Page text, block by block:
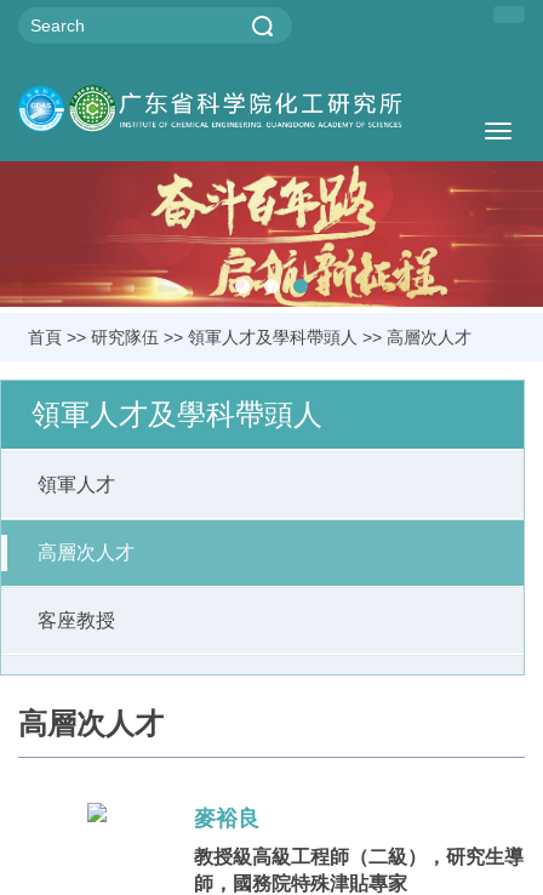
首頁 >> 研究隊伍 >> 領軍人才及學科帶頭人 >> 高層次人才
領軍人才及學科帶頭人
領軍人才
高層次人才
客座教授
高層次人才
麥裕良
教授級高級工程師（二級），研究生導
師，國務院特殊津貼專家